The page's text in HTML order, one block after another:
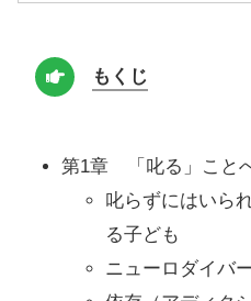
もくじ
第1章 「叱る」こと
叱らずにはいら
る子ども
ニューロダイバ